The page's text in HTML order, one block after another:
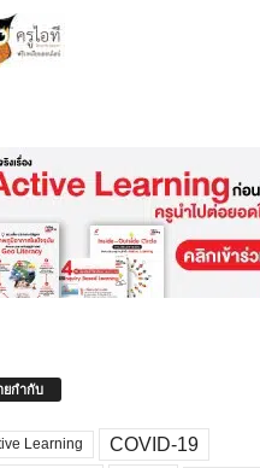
ยกำกับ
Learning
COVID-19